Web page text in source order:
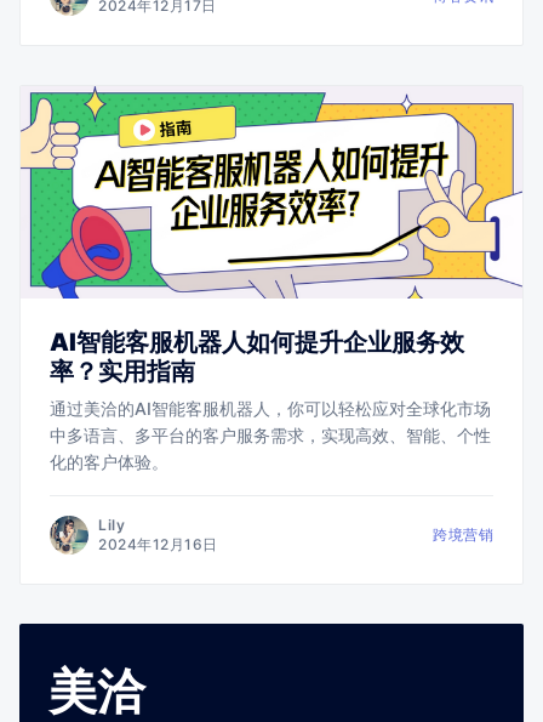
2024年12月17日
AI智能客服机器人如何提升企业服务效
率？实用指南
通过美洽的AI智能客服机器人，你可以轻松应对全球化市场
中多语言、多平台的客户服务需求，实现高效、智能、个性
化的客户体验。
Lily
2024年12月16日
跨境营销
美洽